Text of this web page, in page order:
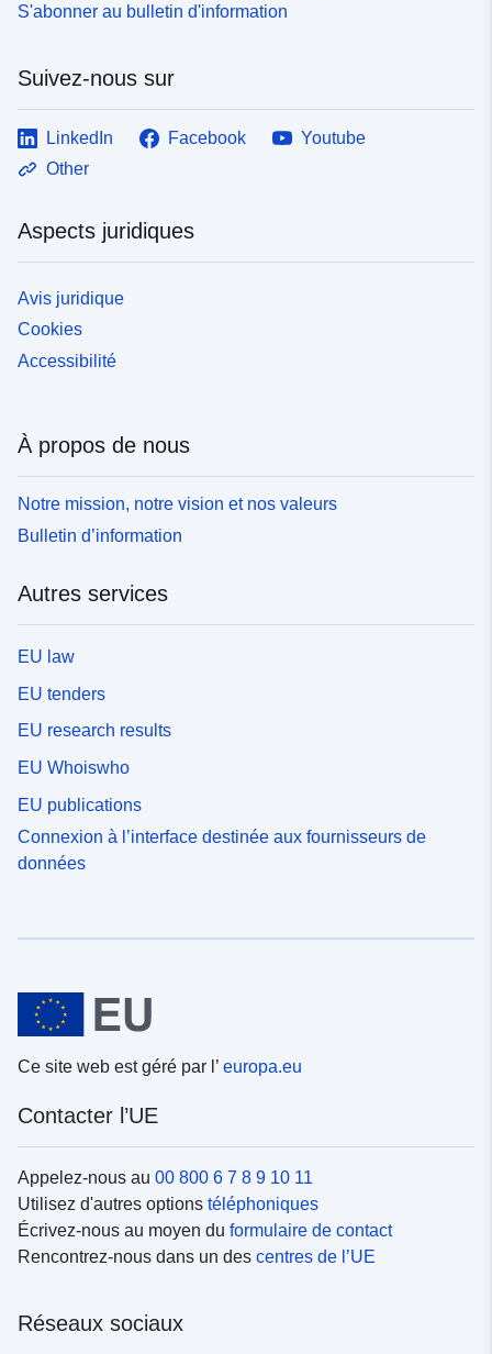
S'abonner au bulletin d'information
Suivez-nous sur
LinkedIn Facebook
Youtube
Other
Aspects juridiques
Avis juridique
Cookies
Accessibilité
À propos de nous
Notre mission, notre vision et nos valeurs
Bulletin d’information
Autres services
EU law
EU tenders
EU research results
EU Whoiswho
EU publications
Connexion à l’interface destinée aux fournisseurs de
données
Ce site web est géré par l’ europa.eu
Contacter l’UE
Appelez-nous au 00 800 6 7 8 9 10 11
Utilisez d'autres options téléphoniques
Écrivez-nous au moyen du formulaire de contact
Rencontrez-nous dans un des centres de l’UE
Réseaux sociaux